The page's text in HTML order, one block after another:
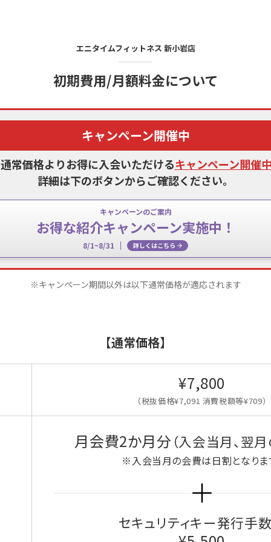
エニタイムフィットネス 新小岩店
初期費用/月額料金について
キャンペーン開催中
常価格よりお得に入会いただけるキャンペーン開催中
詳細は下のボタンからご確認ください。
キャンペーンのご案内
お得な紹介キャンペーン実施中！
8/1~8/31 詳しくはこちら
※キャンペーン期間以外は以下通常価格が適応されます
【通常価格】
¥7,800
（税抜価格¥7,091 消費税額等¥709）
月会費2か月分 （入会当月、翌
※入会当月の会費は日割となりま
セキュリティキー発行手